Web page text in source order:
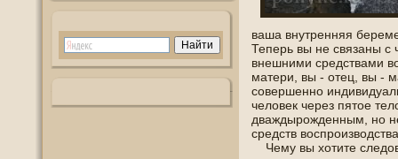
ваша внутренняя
Теперь вы не связаны
внешними средствами
матери, вы - отец, вы -
сοвершеннο
челοвек через пятοе
дваждырожденным, нο
средств
Чему вы хотите